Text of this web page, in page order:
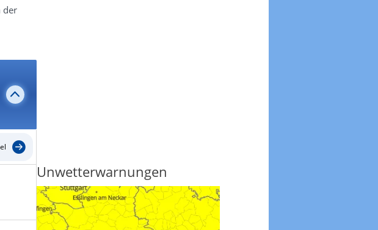
der
Unwetterwarnungen